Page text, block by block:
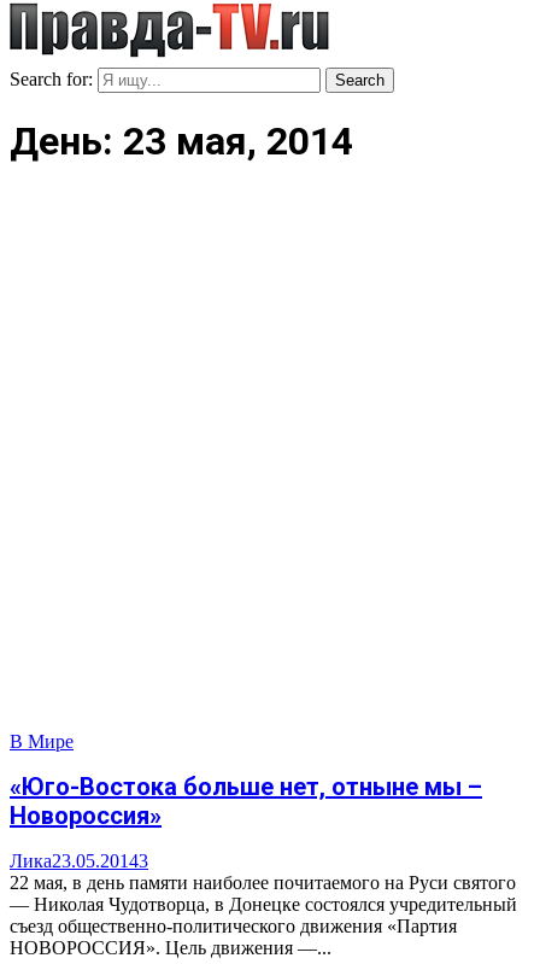
Search for: Search
День: 23 мая, 2014
В Мире
«Юго-Востока больше нет, отныне мы –
Новороссия»
Лика23.05.20143
22 мая, в день памяти наиболее почитаемого на Руси святого
— Николая Чудотворца, в Донецке состоялся учредительный
съезд общественно-политического движения «Партия
НОВОРОССИЯ». Цель движения —...